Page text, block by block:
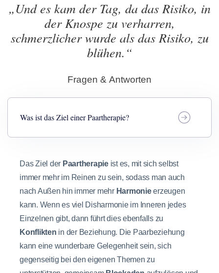
„Und es kam der Tag, da das Risiko, in
der Knospe zu verharren,
schmerzlicher wurde als das Risiko, zu
blühen.“
Fragen & Antworten
Was ist das Ziel einer Paartherapie?
Das Ziel der Paartherapieist es, mit sich selbst
immer mehr im Reinen zu sein, sodass man auch
nach Außen hin immer mehr Harmonieerzeugen
kann. Wenn es viel Disharmonie im Inneren jedes
Einzelnen gibt, dann führt dies ebenfalls zu
Konflikten in der Beziehung. Die Paarbeziehung
kann eine wunderbare Gelegenheit sein, sich
gegenseitig bei den eigenen Themen zu